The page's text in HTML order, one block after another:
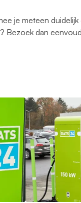
je meteen
Bezoek dan